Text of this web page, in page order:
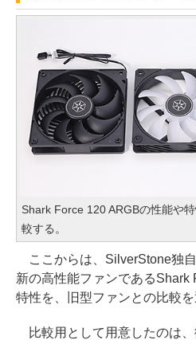
Shark Force 120 ARGBの性能や
較する。
ここからは、SilverStone独
新の高性能ファンであるShark
特性を、旧型ファンとの比較を
比較用として用意したのは